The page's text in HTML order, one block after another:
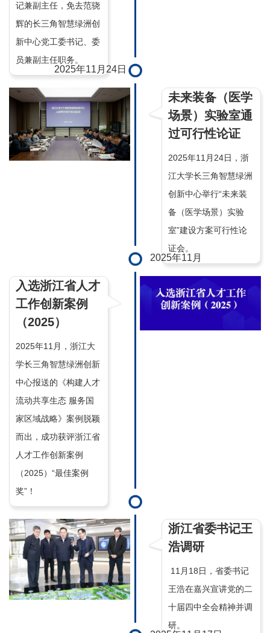
记兼副主任，免去范骁
辉的长三角智慧绿洲创
新中心党工委书记、委
员兼副主任职务。
未来装备（医学
场景）实验室通
过可行性论证
2025年11月24日，浙
江大学长三角智慧绿洲
创新中心举行“未来装
备（医学场景）实验
室”建设方案可行性论
证会。
2025年11月24日
入选浙江省人才
工作创新案例
（2025）
2025年11月，浙江大
学长三角智慧绿洲创新
中心报送的《构建人才
流动共享生态 服务国
家区域战略》案例脱颖
而出，成功获评浙江省
人才工作创新案例
（2025）“最佳案例
奖”！
2025年11月
浙江省委书记王
浩调研
11月18日，省委书记
王浩在嘉兴宣讲党的二
十届四中全会精神并调
研。